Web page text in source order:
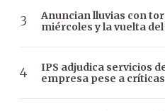
Anuncian lluvias con
miércoles y la vuelta
IPS adjudica servicios
empresa pese a críticas